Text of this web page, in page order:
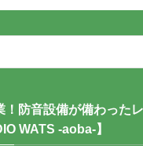
！防音設備が備わった
WATS -aoba-】